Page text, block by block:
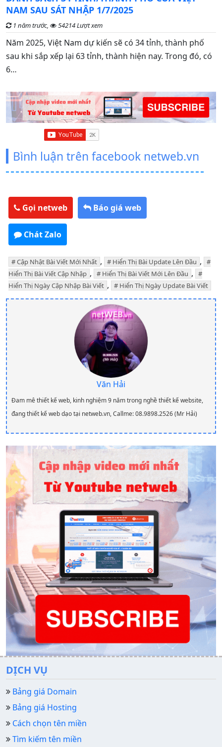
NAM SAU SÁT NHẬP 1/7/2025
1 năm trước, 54214 Lượt xem
Năm 2025, Việt Nam dự kiến sẽ có 34 tỉnh, thành phố
sau khi sắp xếp lại 63 tỉnh, thành hiện nay. Trong đó, có
6…
Bình luận trên facebook netweb.vn
Gọi netweb Báo giá web
Chát Zalo
Cập Nhật Bài Viết Mới Nhất , Hiển Thị Bài Update Lên Đầu ,
Hiển Thị Bài Viết Cập Nhập , Hiển Thị Bài Viết Mới Lên Đầu ,
Hiển Thị Ngày Cập Nhập Bài Viết , Hiển Thị Ngày Update Bài Viết
Văn Hải
Đam mê thiết kế web, kinh nghiệm 9 năm trong nghề thiết kế website,
đang thiết kế web dạo tại netweb.vn, Callme: 08.9898.2526 (Mr Hải)
DỊCH VỤ
Bảng giá Domain
Bảng giá Hosting
Cách chọn tên miền
Tìm kiếm tên miền